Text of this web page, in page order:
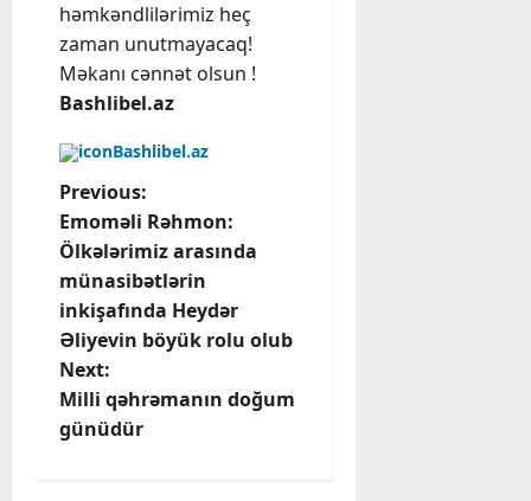
həmkəndlilərimiz heç
zaman unutmayacaq!
Məkanı cənnət olsun !
Bashlibel.az
Bashlibel.az
P
o
s
t
n
a
Previous:
Emoməli Rəhmon:
Ölkələrimiz arasında
münasibətlərin
inkişafında Heydər
Əliyevin böyük rolu olub
Next:
Milli qəhrəmanın doğum
günüdür